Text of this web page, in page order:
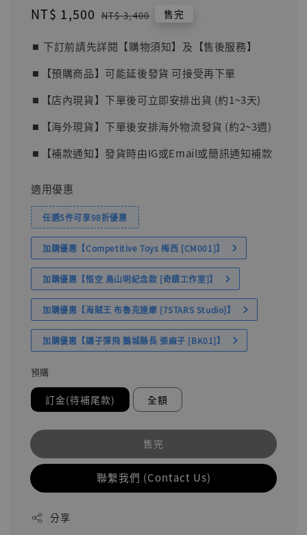
Sale
NT$ 1,500 Regular
NT$ 3,400 售完
⏹︎ 下訂前請先詳閱【購物須知】及【售後服務】
⏹︎【預購商品】可能延後發貨 可接受再下單
⏹︎【店內現貨】下單後可立即安排出貨 (約1~3天)
⏹︎【海外現貨】下單後安排海外物流發貨 (約2~3週)
⏹︎【補款通知】發貨時由IG或Email或簡訊通知補款
適用優惠
任選5件可享98折優惠
加購優惠【Competitive Toys 梅西 [CM001]】
加購優惠【悟空 鳥山明紀念款 [奇蹟工作室]】
加購優惠【海賊王 布魯克達摩 [7STARS Studio]】
加購優惠【讓子彈飛 鵝城縣長 張麻子 [BK01]】
預購
訂金(待補尾款) 全額
售完
聯繫我們 (Contact Us)
分享